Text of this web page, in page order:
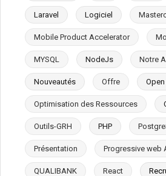
Laravel Logiciel
Mobile Product Accelerator
MYSQL NodeJs Notre
Nouveautés Offre
Optimisation des Ressources
Outils-GRH PHP
Présentation Progressive web
QUALIBANK React